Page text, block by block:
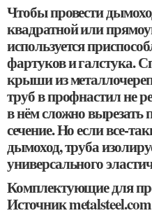
Чтобы провести
квадратной или
используется
фартуков и галстука.
крыши из
труб в профнастил не
в нём сложно вырезать
сечение. Но если все-
дымоход, труба
универсального
Комплектующие для
Источник